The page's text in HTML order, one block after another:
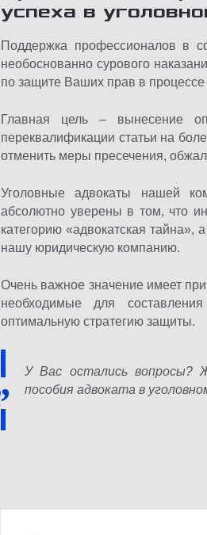
успеха в
Поддержка профессионалов в
необоснованно сурового
по защите Ваших прав в процессе
Главная цель – вынесение
переквалификации статьи на
отменить меры пресечения,
Уголовные адвокаты нашей
абсолютно уверены в том, что
категорию «адвокатская тайна»,
нашу юридическую компанию.
Очень важное значение имеет
необходимые для
оптимальную стратегию защиты.
У Вас остались вопросы?
пособия адвоката в